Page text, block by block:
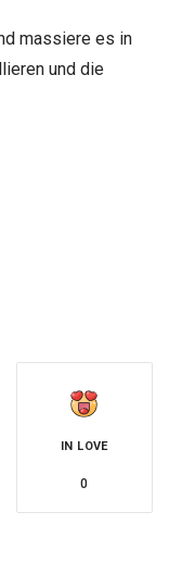
massiere es in
und die
IN LOVE
0